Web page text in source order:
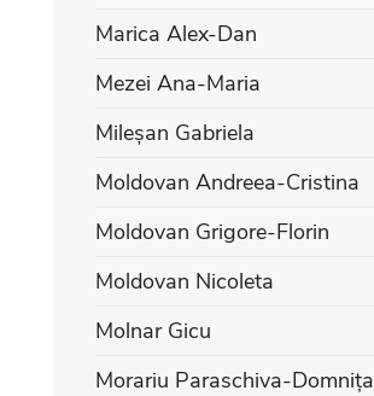
Marica Alex-Dan
Mezei Ana-Maria
Mileșan Gabriela
Moldovan Andreea-Cristina
Moldovan Grigore-Florin
Moldovan Nicoleta
Molnar Gicu
Morariu Paraschiva-Domnița